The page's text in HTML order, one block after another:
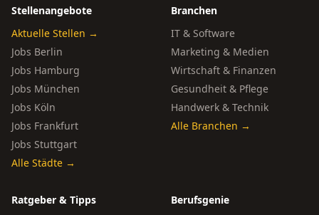
Stellenangebote
Aktuelle Stellen →
Jobs Berlin
Jobs Hamburg
Jobs München
Jobs Köln
Jobs Frankfurt
Jobs Stuttgart
Alle Städte →
Branchen
IT & Software
Marketing & Medien
Wirtschaft & Finanzen
Gesundheit & Pflege
Handwerk & Technik
Alle Branchen →
Ratgeber & Tipps
Berufsgenie